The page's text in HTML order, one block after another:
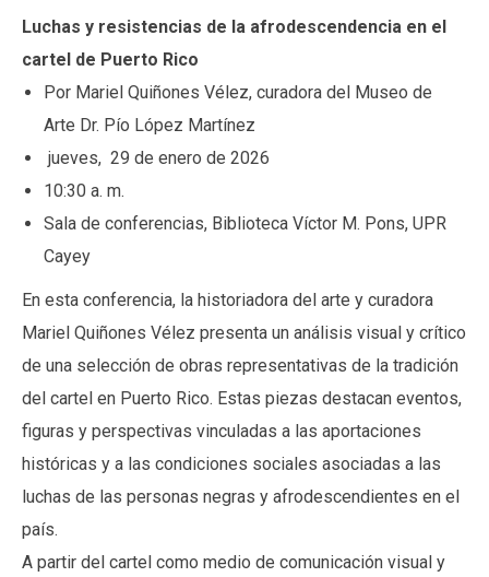
Luchas y resistencias de la afrodescendencia en el
cartel de Puerto Rico
Por Mariel Quiñones Vélez, curadora del Museo de
Arte Dr. Pío López Martínez
jueves, 29 de enero de 2026
10:30 a. m.
Sala de conferencias, Biblioteca Víctor M. Pons, UPR
Cayey
En esta conferencia, la historiadora del arte y curadora
Mariel Quiñones Vélez presenta un análisis visual y crítico
de una selección de obras representativas de la tradición
del cartel en Puerto Rico. Estas piezas destacan eventos,
figuras y perspectivas vinculadas a las aportaciones
históricas y a las condiciones sociales asociadas a las
luchas de las personas negras y afrodescendientes en el
país.
A partir del cartel como medio de comunicación visual y